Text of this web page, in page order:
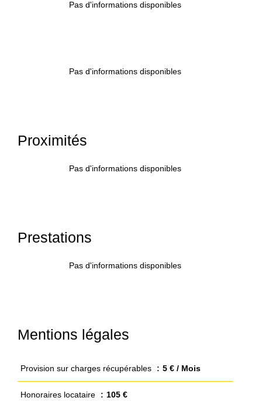
Pas d'informations disponibles
Pas d'informations disponibles
Proximités
Pas d'informations disponibles
Prestations
Pas d'informations disponibles
Mentions légales
Provision sur charges récupérables 5 € / Mois
Honoraires locataire 105 €